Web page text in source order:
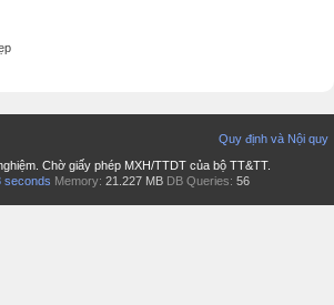
Quy định và Nội quy
Chờ giấy phép MXH/TTDT của bộ TT&TT.
seconds Memory: 21.227 MB DB Queries: 56